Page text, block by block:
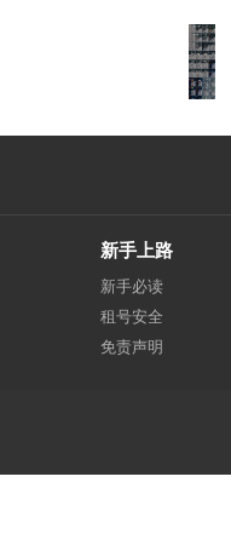
新手上路
新手必读
租号安全
免责声明